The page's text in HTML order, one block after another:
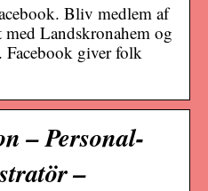
Bliv medlem af
Landskronahem og
Facebook giver folk
– Personal-
–